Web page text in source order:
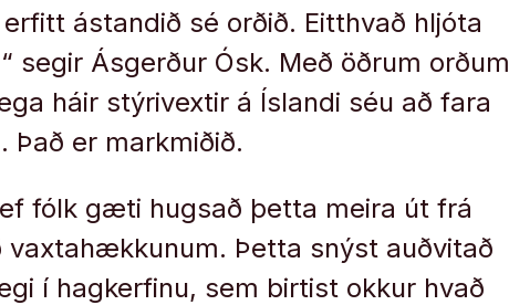
ástandið sé orðið. Eitthvað hljóta
segir Ásgerður Ósk. Með öðrum orðum
háir stýrivextir á Íslandi séu að fara
Það er markmiðið.
fólk gæti hugsað þetta meira út frá
vaxtahækkunum. Þetta snýst auðvitað
í hagkerfinu, sem birtist okkur hvað